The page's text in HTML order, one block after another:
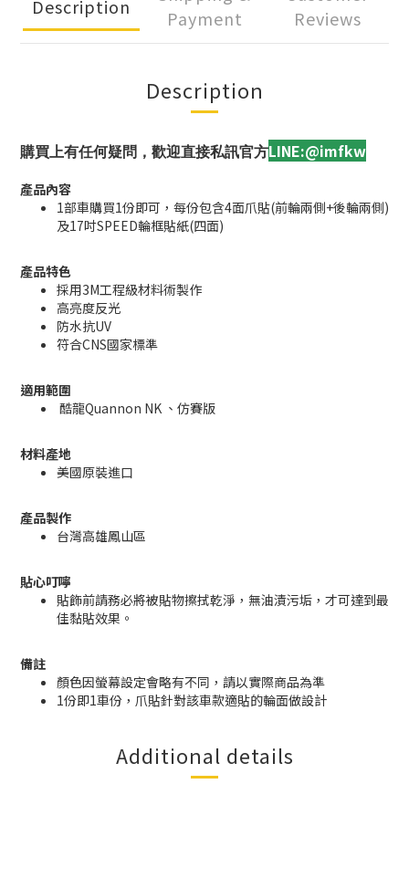
Description
Payment
Reviews
Description
購買上有任何疑問，歡迎直接私訊官方LINE:@imfkw
產品內容
1部車購買1份即可，每份包含4面爪貼(前輪兩側+後輪兩側)
及17吋SPEED輪框貼紙(四面)
產品特色
採用3M工程級材料術製作
高亮度反光
防水抗UV
符合CNS國家標準
適用範圍
酷龍Quannon NK 、仿賽版
材料產地
美國原裝進口
產品製作
台灣高雄鳳山區
貼心叮嚀
貼飾前請務必將被貼物擦拭乾淨，無油漬污垢，才可達到最
佳黏貼效果。
備註
顏色因螢幕設定會略有不同，請以實際商品為準
1份即1車份，爪貼針對該車款適貼的輪面做設計
Additional details